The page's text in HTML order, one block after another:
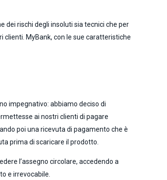
dei rischi degli insoluti sia tecnici che per
MyBank, con le sue caratteristiche
impegnativo: abbiamo deciso di
ai nostri clienti di pagare
poi una ricevuta di pagamento che è
prima di scaricare il prodotto.
l’assegno circolare, accedendo a
e irrevocabile.